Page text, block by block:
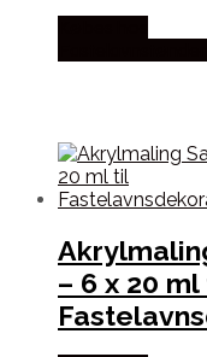
– 6 x 20